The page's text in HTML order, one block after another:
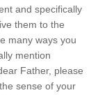
and specifically
them to the
many ways you
mention
Father, please
sense of your